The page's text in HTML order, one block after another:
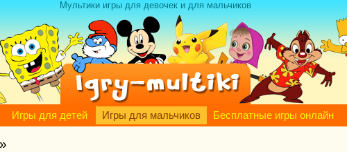
Мультики игры для девочек и для мальчиков
Игры для детей Игры для мальчиков Бесплатные игры онлайн